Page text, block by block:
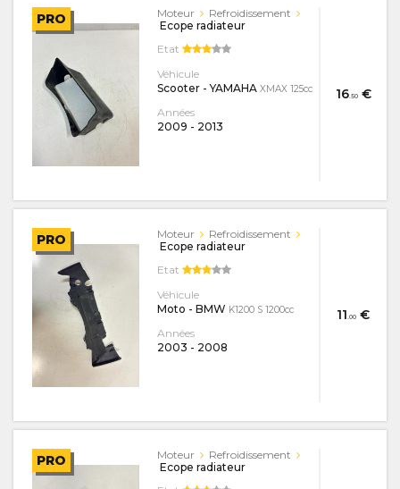
PRO
16.50€
Moteur
Refroidissement
Ecope radiateur
Etat
Véhicule
Scooter - YAMAHA XMAX 125cc
Années
2009 - 2013
PRO
11.00 €
Moteur
Refroidissement
Ecope radiateur
Etat
Véhicule
Moto - BMW K1200 S 1200cc
Années
2003 - 2008
PRO Moteur
Refroidissement
Ecope radiateur